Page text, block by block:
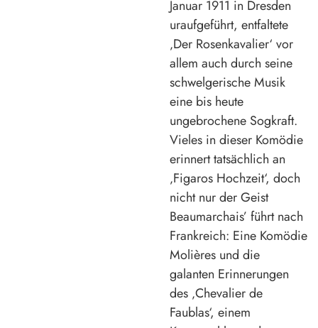
Januar 1911 in Dresden
uraufgeführt, entfaltete
‚Der Rosenkavalier‘ vor
allem auch durch seine
schwelgerische Musik
eine bis heute
ungebrochene Sogkraft.
Vieles in dieser Komödie
erinnert tatsächlich an
‚Figaros Hochzeit‘, doch
nicht nur der Geist
Beaumarchais’ führt nach
Frankreich: Eine Komödie
Molières und die
galanten Erinnerungen
des ‚Chevalier de
Faublas‘, einem